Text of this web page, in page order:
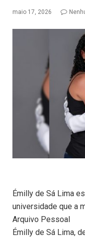
maio 17, 2026
Émilly de Sá Lima
universidade que a
Arquivo Pessoal
Émilly de Sá Lima,